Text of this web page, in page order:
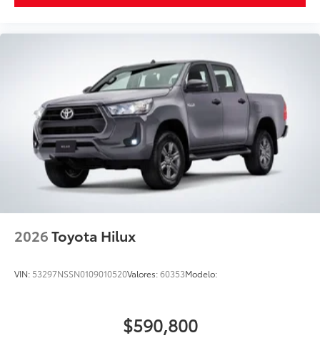
2026Toyota Hilux
VIN: 53297NSSN0109010520Valores:60353Modelo:
$590,800